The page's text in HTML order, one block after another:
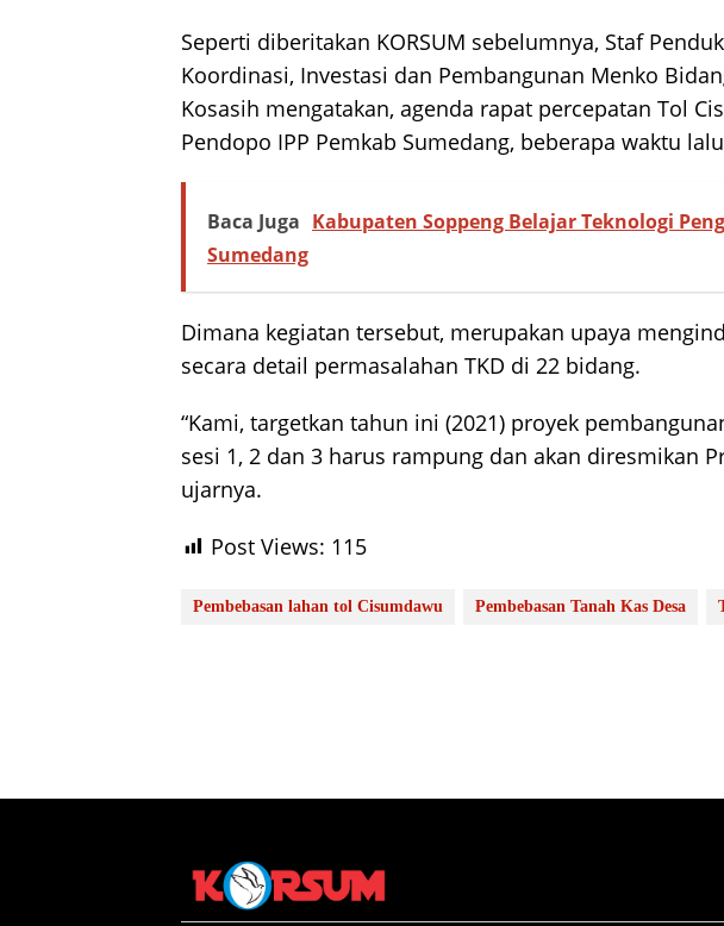
Seperti diberitakan KORSUM sebelumnya, Staf
Koordinasi, Investasi dan Pembangunan Menko
Kosasih mengatakan, agenda rapat percepatan Tol
Pendopo IPP Pemkab Sumedang, beberapa waktu
Baca Juga Kabupaten Soppeng Belajar Teknologi
Sumedang
Dimana kegiatan tersebut, merupakan upaya
secara detail permasalahan TKD di 22 bidang.
“Kami, targetkan tahun ini (2021) proyek
sesi 1, 2 dan 3 harus rampung dan akan diresmikan
ujarnya.
Post Views: 115
Pembebasan lahan tol Cisumdawu Pembebasan Tanah Kas Desa